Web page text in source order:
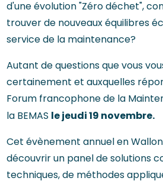
d'une évolution "Zéro déchet",
trouver de nouveaux équilibres
service de la maintenance?
Autant de questions que vous
certainement et auxquelles
Forum francophone de la
la BEMAS le jeudi 19 novembre.
Cet évènement annuel en
découvrir un panel de solutions
techniques, de méthodes